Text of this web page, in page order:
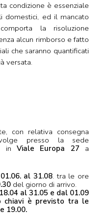
condizione è essenziale
domestici, ed il mancato
la risoluzione
alcun rimborso e fatto
che saranno quantificati
versata.
con relativa consegna
presso la sede
in Viale Europa 27 a
al 31.08. tra le ore
del giorno di arrivo.
al 31.05 e dal 01.09
chiavi è previsto tra le
19.00.